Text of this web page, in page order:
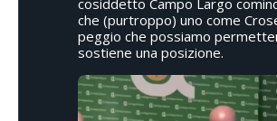
che (purtroppo) uno come
peggio che possiamo
sostiene una posizione.